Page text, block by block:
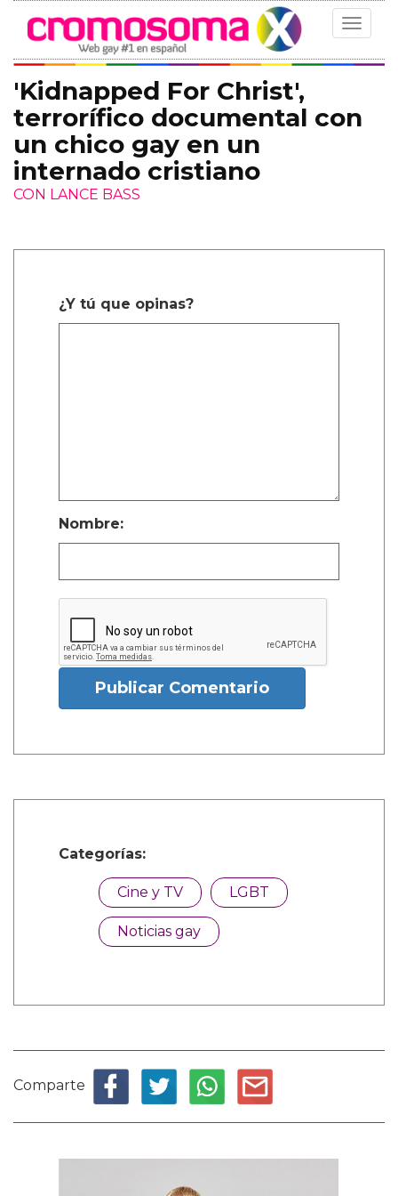
Toggle
'Kidnapped For Christ',
terrorífico documental con
un chico gay en un
internado cristiano
CON LANCE BASS
¿Y tú que opinas?
Nombre:
Publicar Comentario
Categorías:
Cine y TV LGBT
Noticias gay
Comparte